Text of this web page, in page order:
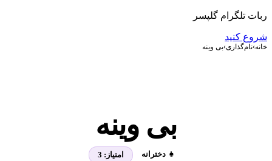
ربات تلگرام گلپسر
شروع کنید
خانه›نام‌گذاری›بی وینه
بی وینه
👧 دخترانه امتیاز: 3